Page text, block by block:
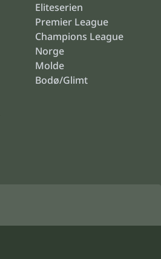
Eliteserien
Premier League
Champions League
Norge
Molde
Bodø/Glimt